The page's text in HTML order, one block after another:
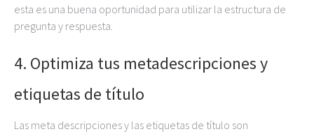
esta es una buena oportunidad para utilizar la estructura de
pregunta y respuesta.
4. Optimiza tus metadescripciones y
etiquetas de título
Las meta descripciones y las etiquetas de título son